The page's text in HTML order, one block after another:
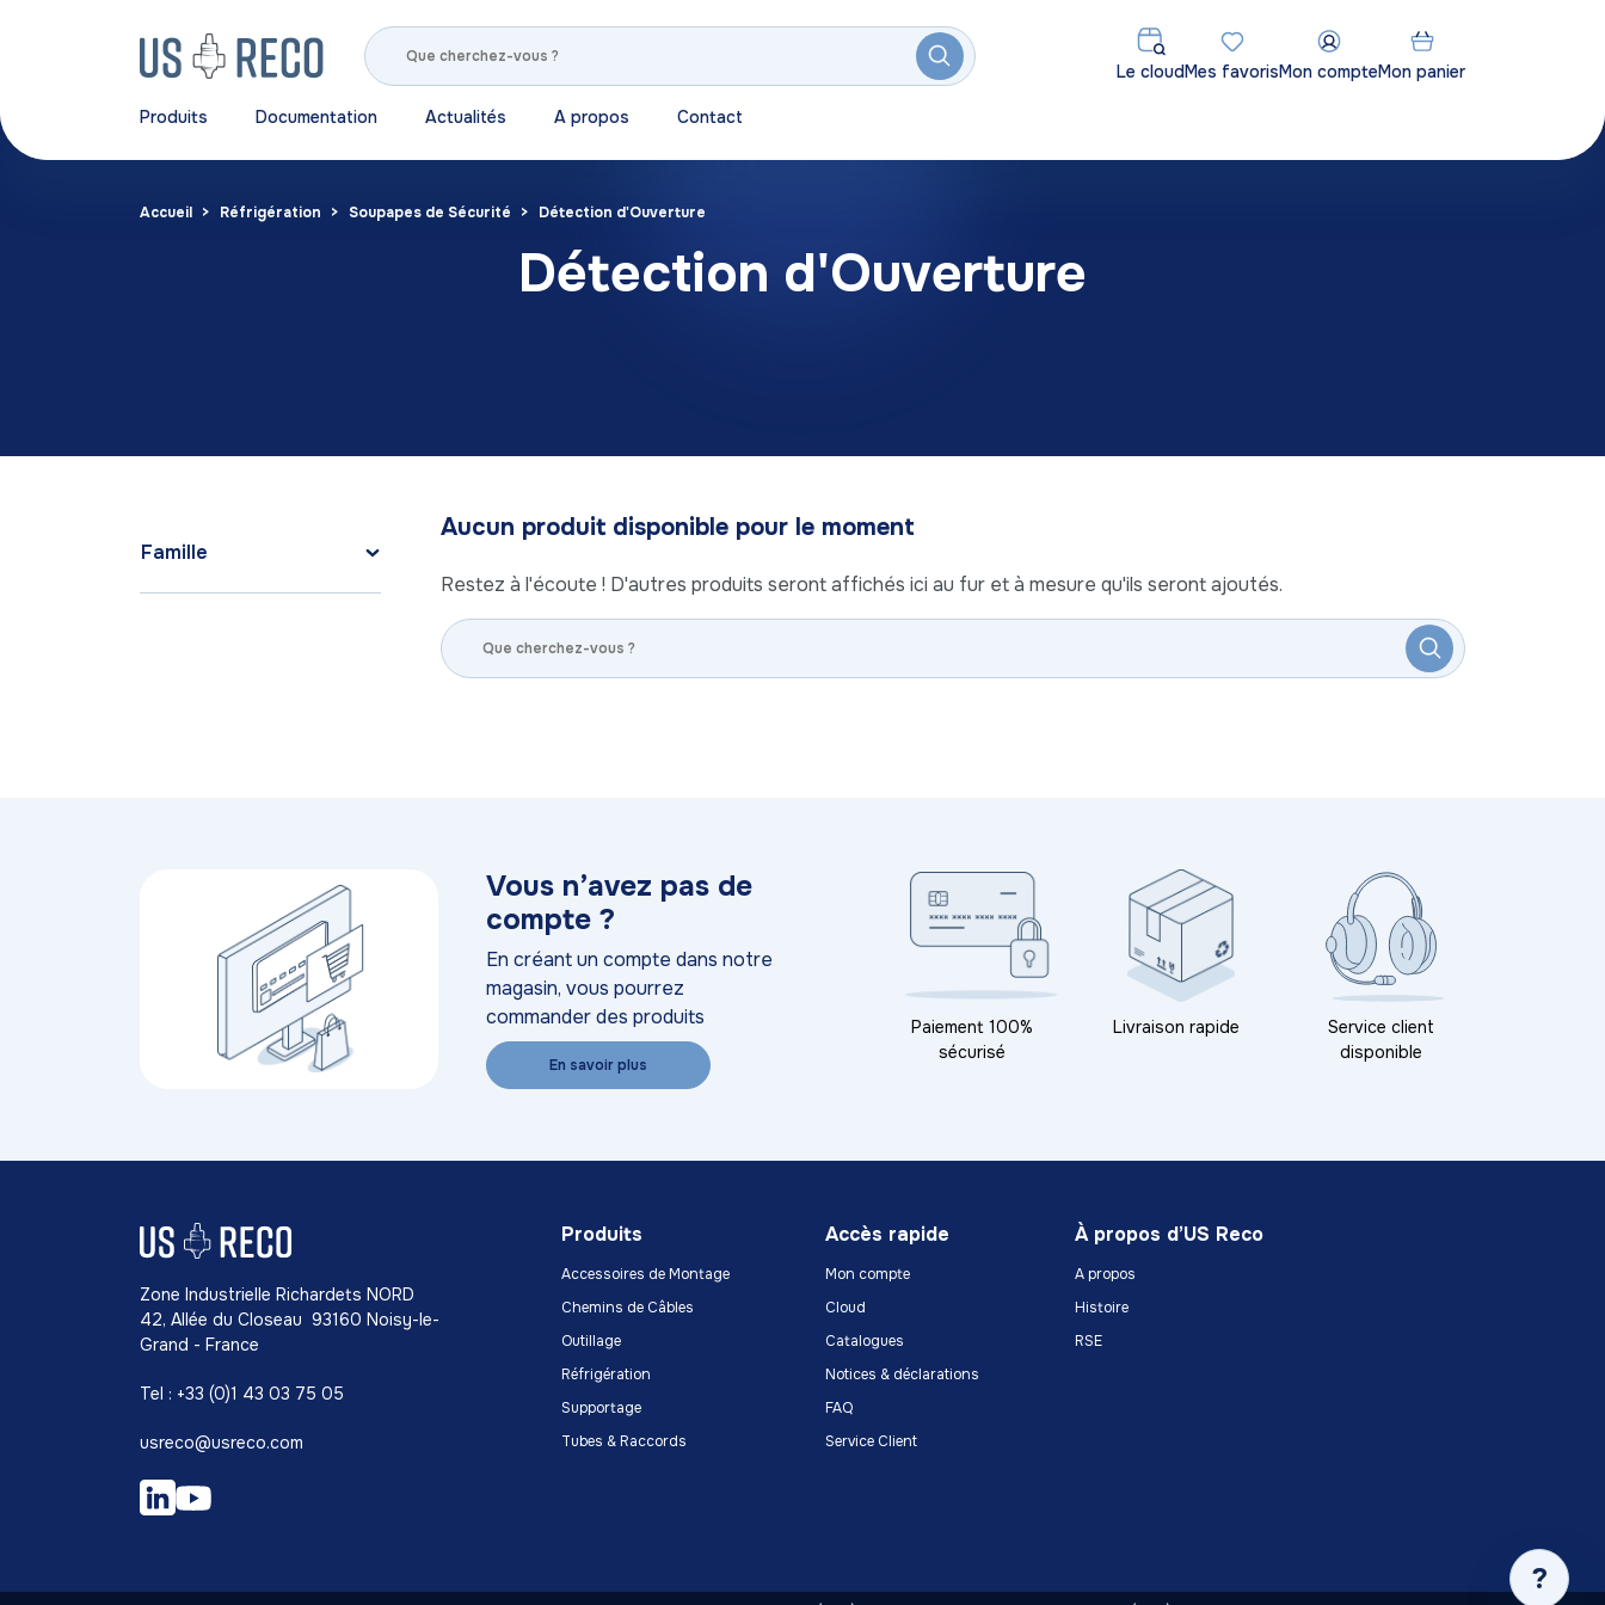
Le cloudMes favorisMon compteMon panier
Produits Documentation Actualités A propos Contact
Accueil Réfrigération Soupapes de Sécurité Détection d'Ouverture
Détection d'Ouverture
Famille
Aucun produit disponible pour le moment
Restez à l'écoute ! D'autres produits seront affichés ici au fur et à mesure qu'ils seront ajoutés.
Vous n’avez pas de
compte ?
En créant un compte dans notre
magasin, vous pourrez
commander des produits
En savoir plus
Paiement 100%
sécurisé
Livraison rapide
Service client
disponible
Zone Industrielle Richardets NORD
42, Allée du Closeau 93160 Noisy-le-
Grand - France
Tel : +33 (0)1 43 03 75 05
usreco@usreco.com
Produits
Accessoires de Montage
Chemins de Câbles
Outillage
Réfrigération
Supportage
Tubes & Raccords
Accès rapide
Mon compte
Cloud
Catalogues
Notices & déclarations
FAQ
Service Client
À propos d’US Reco
A propos
Histoire
RSE
?